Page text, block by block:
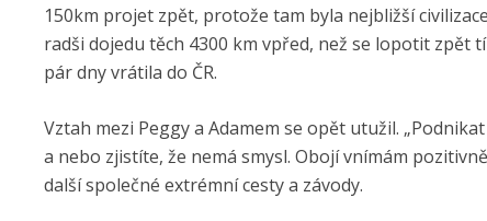
150km projet zpět, protože tam byla nejbližší
radši dojedu těch 4300 km vpřed, než se lopotit zpět
pár dny vrátila do ČR.
Vztah mezi Peggy a Adamem se opět utužil.
a nebo zjistíte, že nemá smysl. Obojí vnímám
další společné extrémní cesty a závody.